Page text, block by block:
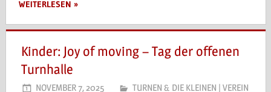
WEITERLESEN
Kinder: Joy of moving – Tag der offenen
Turnhalle
NOVEMBER 7, 2025 TURNEN & DIE KLEINEN | VEREIN